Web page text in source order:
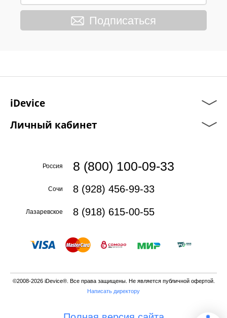
Подписаться
iDevice
Личный кабинет
Россия 8 (800) 100-09-33
Сочи 8 (928) 456-99-33
Лазаревское 8 (918) 615-00-55
©2008-2026 iDevice®. Все права защищены. Не является публичной офертой.
Написать директору